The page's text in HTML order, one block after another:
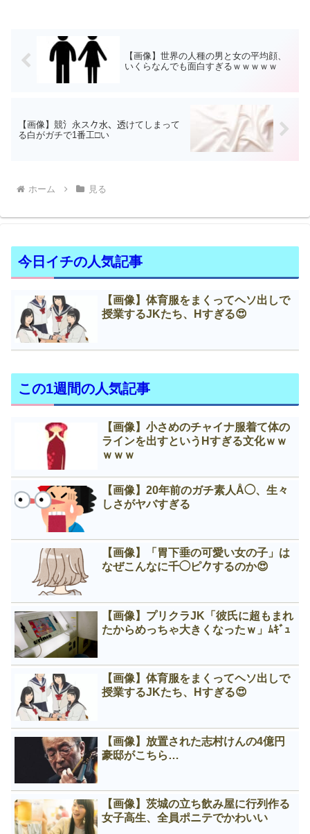
【画像】世界の人種の男と女の平均顔、
いくらなんでも面白すぎるｗｗｗｗｗ
【画像】競氵永ス𠂊水、透けてしまって
る白がガチで1番工□い
ホーム 見る
今日イチの人気記事
【画像】体育服をまくってヘソ出しで
授業するJKたち、Нすぎる😍
この1週間の人気記事
【画像】小さめのチャイナ服着て体の
ラインを出すというНすぎる文化ｗｗ
ｗｗｗ
【画像】20年前のガチ素人Å◯、生々
しさがヤバすぎる
【画像】「胃下垂の可愛い女の子」は
なぜこんなに千◯ピ𠂊するのか😍
【画像】プリクラJK「彼氏に超もまれ
たからめっちゃ大きくなったｗ」ﾑｷﾞｭ
【画像】体育服をまくってヘソ出しで
授業するJKたち、Нすぎる😍
【画像】放置された志村けんの4億円
豪邸がこちら…
【画像】茨城の立ち飲み屋に行列作る
女子高生、全員ポニテでかわいい